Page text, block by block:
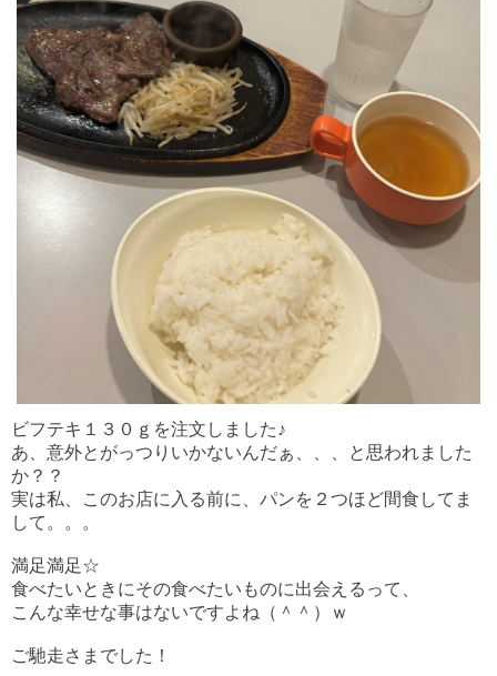
ビフテキ１３０ｇを注文しました♪
あ、意外とがっつりいかないんだぁ、、、と思われました
か？？
実は私、このお店に入る前に、パンを２つほど間食してま
して。。。
満足満足☆
食べたいときにその食べたいものに出会えるって、
こんな幸せな事はないですよね（＾＾）ｗ
ご馳走さまでした！